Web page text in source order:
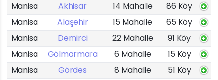
Manisa
Akhisar 14 Mahalle
86 Köy
Manisa
Alaşehir 15 Mahalle
65 Köy
Manisa
Demirci 22 Mahalle
91 Köy
Manisa
Gölmarmara 6 Mahalle
15 Köy
Manisa
Gördes 8 Mahalle
51 Köy